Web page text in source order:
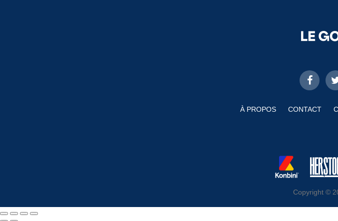
À PROPOS CONTACT
Copyright ©